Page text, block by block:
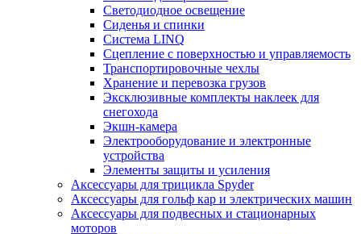
Светодиодное освещение
Сиденья и спинки
Система LINQ
Сцепление с поверхностью и управляемость
Транспортировочные чехлы
Хранение и перевозка грузов
Эксклюзивные комплекты наклеек для
снегохода
Экшн-камера
Электрооборудование и электронные
устройства
Элементы защиты и усиления
Аксессуары для трицикла Spyder
Аксессуары для гольф кар и электрических машин
Аксессуары для подвесных и стационарных
моторов